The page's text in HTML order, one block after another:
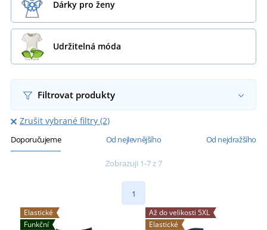
Dárky pro ženy
Udržitelná móda
Filtrovat produkty
Zrušit vybrané filtry (2)
Doporučujeme Od nejlevnějšího Od nejdražšího
Zobrazuji 1-7 z 7
1
Elastické
Funkční
Až do velikosti 5XL
Elastické